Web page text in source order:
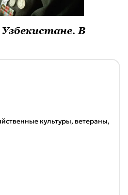
В
культуры, ветераны,